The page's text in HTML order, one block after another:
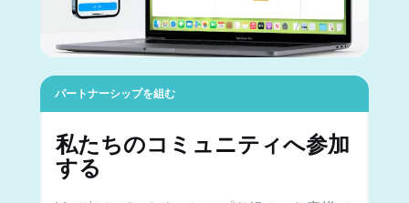
パートナーシップを組む
私たちのコミュニティへ参加
する